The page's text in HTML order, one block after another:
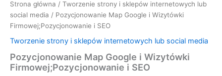
Strona główna / Tworzenie strony i sklepów internetowych lub
social media / Pozycjonowanie Map Google i Wizytówki
Firmowej;Pozycjonowanie i SEO
Tworzenie strony i sklepów internetowych lub social media
Pozycjonowanie Map Google i Wizytówki
Firmowej;Pozycjonowanie i SEO